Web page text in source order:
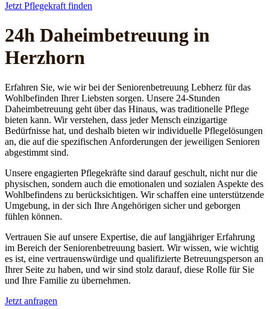
Jetzt Pflegekraft finden
24h Daheim­betreuung in
Herzhorn
Erfahren Sie, wie wir bei der Seniorenbetreuung Lebherz für das
Wohlbefinden Ihrer Liebsten sorgen. Unsere 24-Stunden
Daheimbetreuung geht über das Hinaus, was traditionelle Pflege
bieten kann. Wir verstehen, dass jeder Mensch einzigartige
Bedürfnisse hat, und deshalb bieten wir individuelle Pflegelösungen
an, die auf die spezifischen Anforderungen der jeweiligen Senioren
abgestimmt sind.
Unsere engagierten Pflegekräfte sind darauf geschult, nicht nur die
physischen, sondern auch die emotionalen und sozialen Aspekte des
Wohlbefindens zu berücksichtigen. Wir schaffen eine unterstützende
Umgebung, in der sich Ihre Angehörigen sicher und geborgen
fühlen können.
Vertrauen Sie auf unsere Expertise, die auf langjähriger Erfahrung
im Bereich der Seniorenbetreuung basiert. Wir wissen, wie wichtig
es ist, eine vertrauenswürdige und qualifizierte Betreuungsperson an
Ihrer Seite zu haben, und wir sind stolz darauf, diese Rolle für Sie
und Ihre Familie zu übernehmen.
Jetzt anfragen